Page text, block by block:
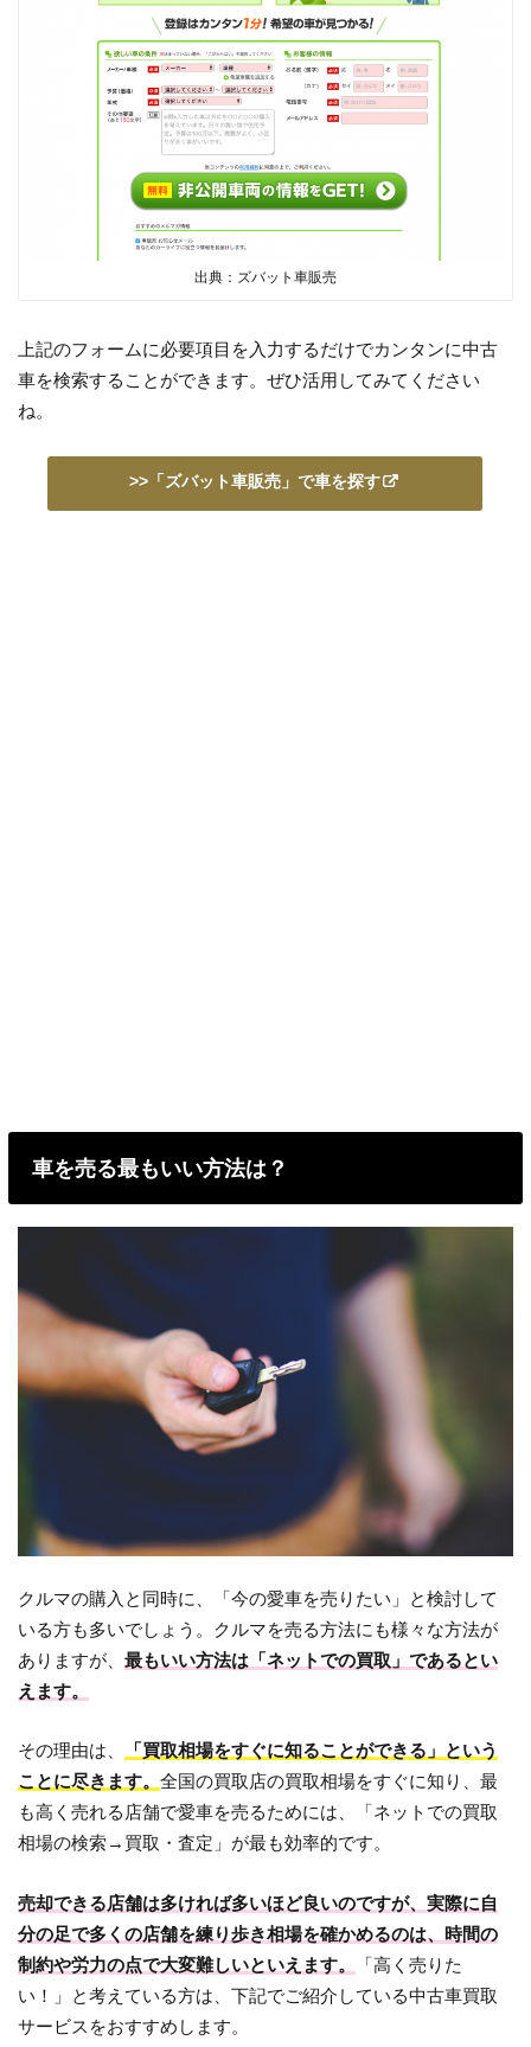
出典：ズバット車販売
上記のフォームに必要項目を入力するだけでカンタンに中古
車を検索することができます。ぜひ活用してみてください
ね。
>>「ズバット車販売」で車を探す
車を売る最もいい方法は？
クルマの購入と同時に、「今の愛車を売りたい」と検討して
いる方も多いでしょう。クルマを売る方法にも様々な方法が
ありますが、最もいい方法は「ネットでの買取」であるとい
えます。
その理由は、
「買取相場をすぐに知ることができる」という
ことに尽きます。全国の買取店の買取相場をすぐに知り、最
も高く売れる店舗で愛車を売るためには、「ネットでの買取
相場の検索→買取・査定」が最も効率的です。
売却できる店舗は多ければ多いほど良いのですが、実際に自
分の足で多くの店舗を練り歩き相場を確かめるのは、時間の
制約や労力の点で大変難しいといえます。
「高く売りた
い！」と考えている方は、下記でご紹介している中古車買取
サービスをおすすめします。